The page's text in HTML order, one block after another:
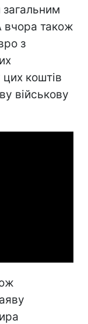
загальним
вчора також
з
цих коштів
військову